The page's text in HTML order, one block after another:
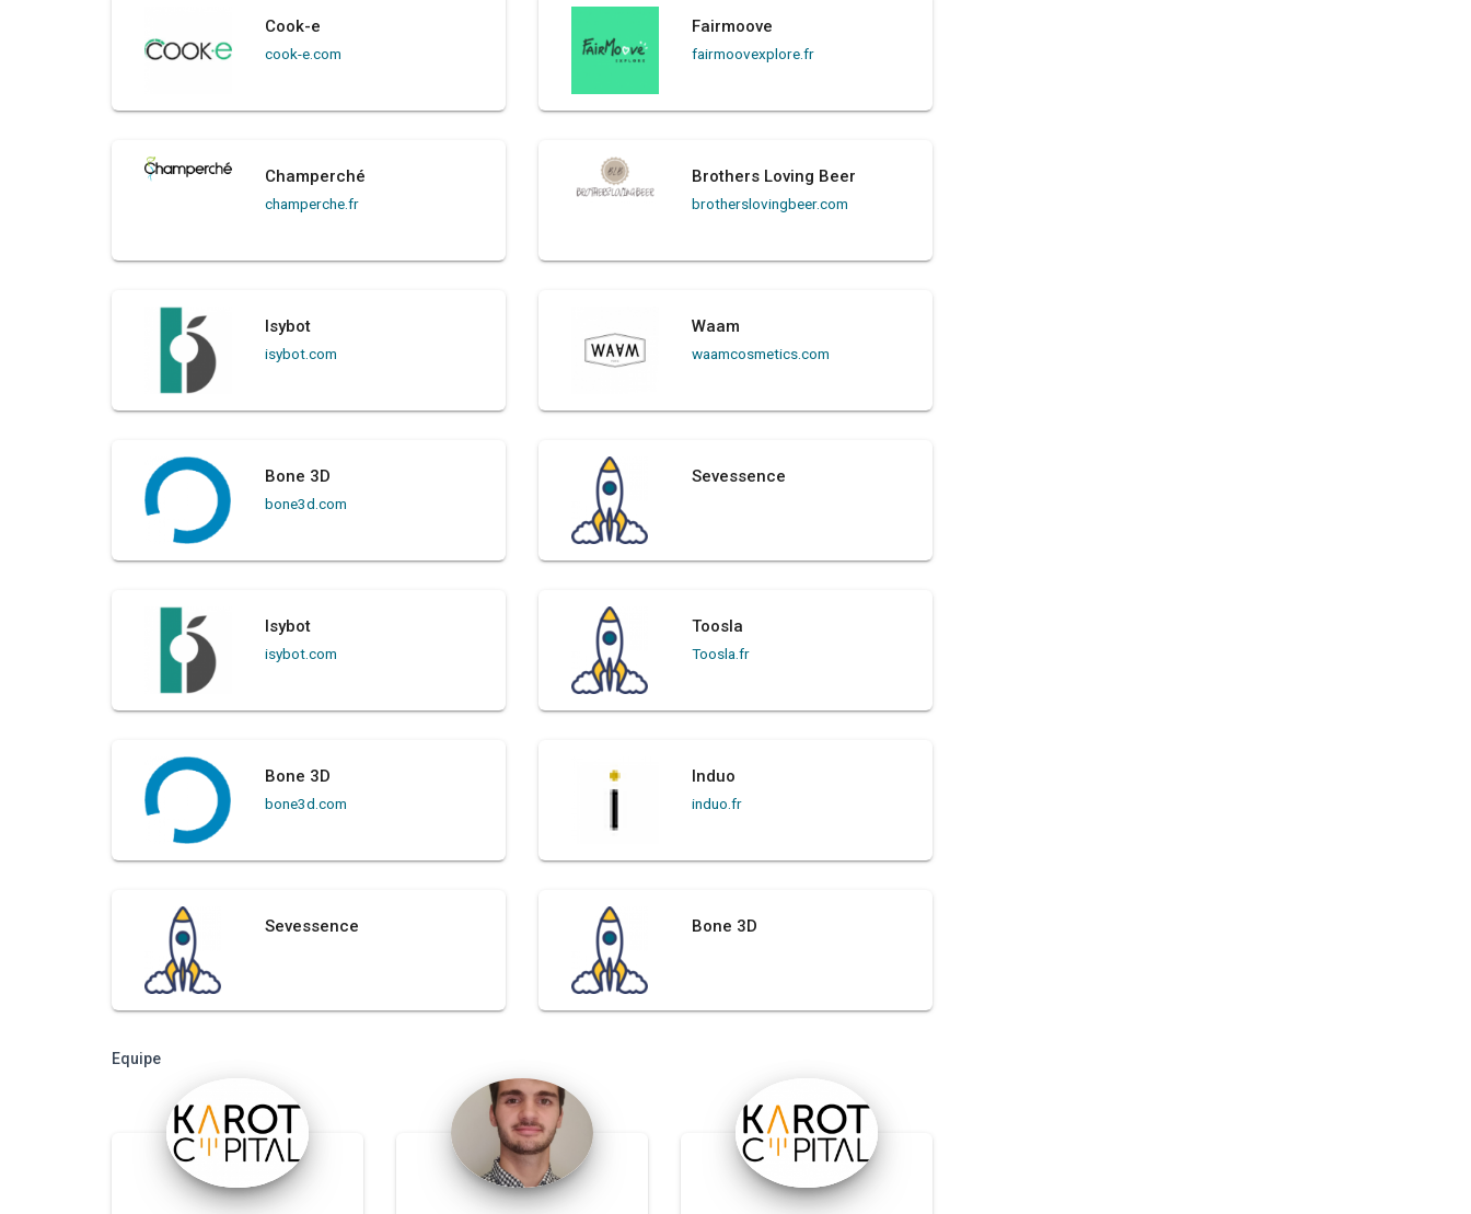
Cook-e
cook-e.com
Fairmoove
fairmoovexplore.fr
Champerché
champerche.fr
Brothers Loving Beer
brotherslovingbeer.com
Isybot
isybot.com
Waam
waamcosmetics.com
Bone 3D
bone3d.com
Sevessence
Isybot
isybot.com
Toosla
Toosla.fr
Bone 3D
bone3d.com
Induo
induo.fr
Sevessence Bone 3D
Equipe